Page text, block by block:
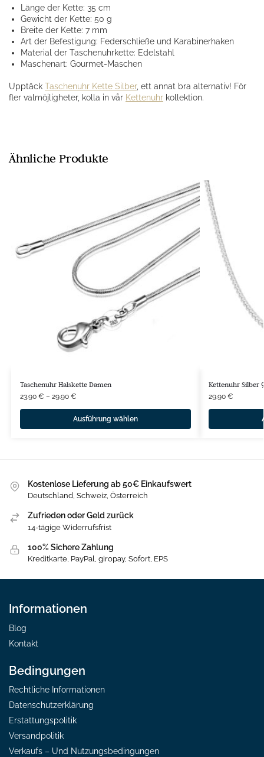
Länge der Kette: 35 cm
Gewicht der Kette: 50 g
Breite der Kette: 7 mm
Art der Befestigung: Federschließe und Karabinerhaken
Material der Taschenuhrkette: Edelstahl
Maschenart: Gourmet-Maschen
Upptäck Taschenuhr Kette Silber, ett annat bra alternativ! För
fler valmöjligheter, kolla in vår Kettenuhr kollektion.
Ähnliche Produkte
Taschenuhr Halskette Damen
23.90 € – 29.90 €
Ausführung wählen
Kettenuhr Silber
29.90 €
Kostenlose Lieferung ab 50€ Einkaufswert
Deutschland, Schweiz, Österreich
Zufrieden oder Geld zurück
14-tägige Widerrufsfrist
100% Sichere Zahlung
Kreditkarte, PayPal, giropay, Sofort, EPS
Informationen
Blog
Kontakt
Bedingungen
Rechtliche Informationen
Datenschutzerklärung
Erstattungspolitik
Versandpolitik
Verkaufs – Und Nutzungsbedingungen